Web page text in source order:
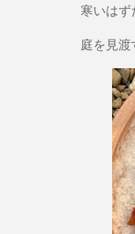
寒いはず
庭を見渡